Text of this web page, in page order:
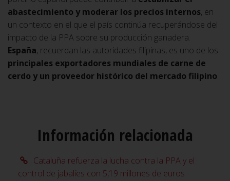
abastecimiento y moderar los precios internos, en
un contexto en el que el país continúa recuperándose del
impacto de la PPA sobre su producción ganadera.
España, recuerdan las autoridades filipinas, es uno de los
principales exportadores mundiales de carne de
cerdo y un proveedor histórico del mercado filipino.
Información relacionada
Cataluña refuerza la lucha contra la PPA y el
control de jabalíes con 5,19 millones de euros